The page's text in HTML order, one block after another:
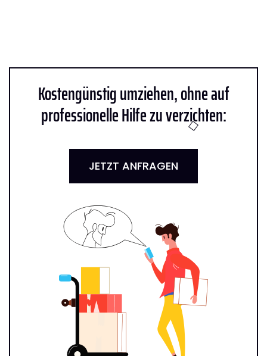
Kostengünstig umziehen, ohne auf
professionelle Hilfe zu verzichten:
JETZT ANFRAGEN